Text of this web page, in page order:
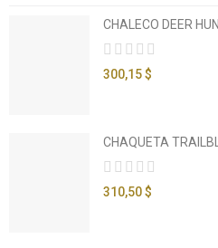
CHALECO DEER
300,15 $
CHAQUETA
310,50 $